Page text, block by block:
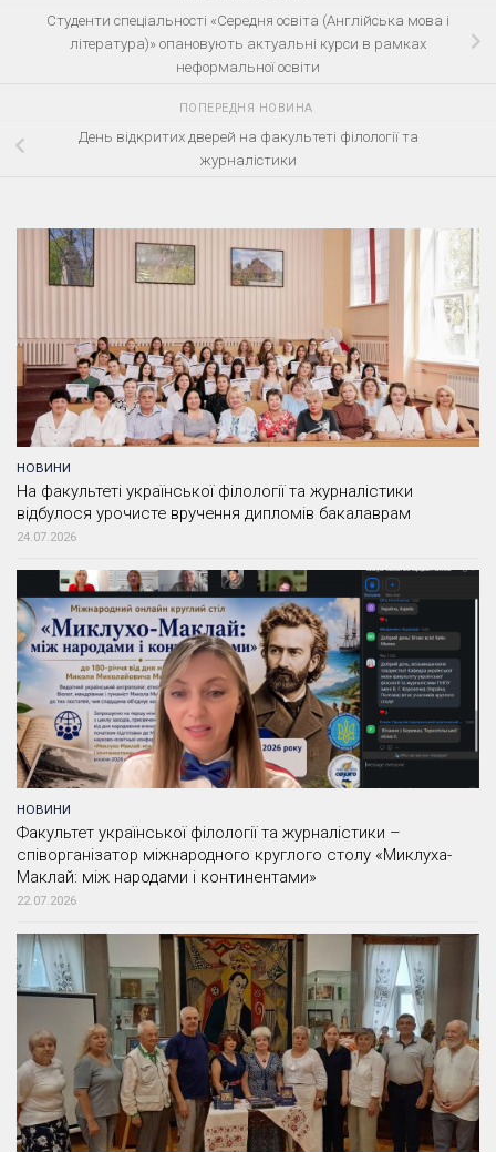
Студенти спеціальності «Середня освіта (Англійська мова і
література)» опановують актуальні курси в рамках
неформальної освіти
ПОПЕРЕДНЯ НОВИНА
День відкритих дверей на факультеті філології та
журналістики
НОВИНИ
На факультеті української філології та журналістики
відбулося урочисте вручення дипломів бакалаврам
24.07.2026
НОВИНИ
Факультет української філології та журналістики –
співорганізатор міжнародного круглого столу «Миклуха-
Маклай: між народами і континентами»
22.07.2026